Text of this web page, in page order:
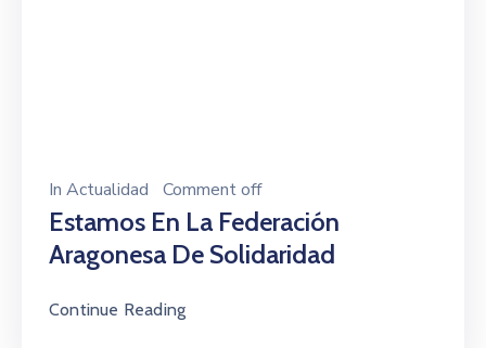
In Actualidad Comment off
Estamos En La Federación
Aragonesa De Solidaridad
Continue Reading